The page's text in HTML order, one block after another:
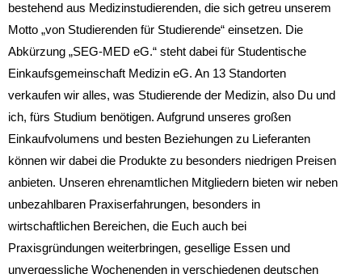
bestehend aus Medizinstudierenden, die sich getreu unserem
Motto „von Studierenden für Studierende“ einsetzen. Die
Abkürzung „SEG-MED eG.“ steht dabei für Studentische
Einkaufsgemeinschaft Medizin eG. An 13 Standorten
verkaufen wir alles, was Studierende der Medizin, also Du und
ich, fürs Studium benötigen. Aufgrund unseres großen
Einkaufvolumens und besten Beziehungen zu Lieferanten
können wir dabei die Produkte zu besonders niedrigen Preisen
anbieten. Unseren ehrenamtlichen Mitgliedern bieten wir neben
unbezahlbaren Praxiserfahrungen, besonders in
wirtschaftlichen Bereichen, die Euch auch bei
Praxisgründungen weiterbringen, gesellige Essen und
unvergessliche Wochenenden in verschiedenen deutschen